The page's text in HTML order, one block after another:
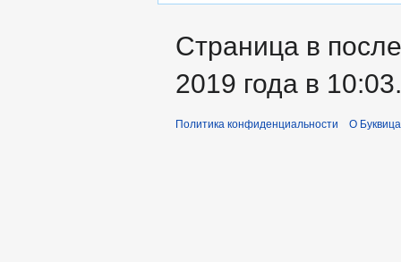
Страница в
2019 года в 10:03.
Политика конфиденциальности О Буквица